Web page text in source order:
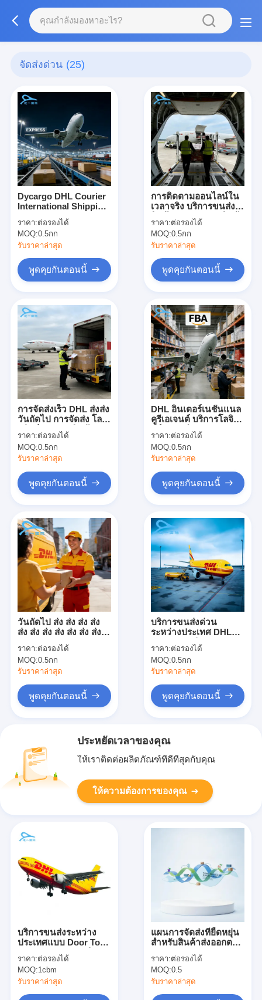
จัดส่งด่วน (25)
Dycargo DHL Courier
International Shipping
Forwarder, DHL
Freight Shipping ทั่ว
โลก
ราคา:ต่อรองได้
MOQ:0.5กก
รับราคาล่าสุด
พูดคุยกันตอนนี้
การติดตามออนไลน์ใน
เวลาจริง บริการขนส่ง
สินค้า DHL การส่งสินค้า
ด่วน DHL ที่น่าเชื่อถือ
ราคา:ต่อรองได้
MOQ:0.5กก
รับราคาล่าสุด
พูดคุยกันตอนนี้
การจัดส่งเร็ว DHL ส่งส่ง
วันถัดไป การจัดส่ง โลจิ
สติกส์ DHL ส่งสินค้า
ระหว่างประเทศ
ราคา:ต่อรองได้
MOQ:0.5กก
รับราคาล่าสุด
พูดคุยกันตอนนี้
DHL อินเตอร์เนชั่นแนล
คูรีเอเจนต์ บริการโลจิสติ
กส์ DHL สําหรับการ
ขนส่งโลก
ราคา:ต่อรองได้
MOQ:0.5กก
รับราคาล่าสุด
พูดคุยกันตอนนี้
วันถัดไป ส่ง ส่ง ส่ง ส่ง
ส่ง ส่ง ส่ง ส่ง ส่ง ส่ง ส่ง
ส่ง ส่ง ส่ง ส่ง ส่ง ส่ง ส่ง
ส่ง ส่ง ส่ง ส่ง ส่ง ส่ง ส่ง
ส่ง ส่ง ส่ง ส่ง ส่ง ส่ง ส่ง
ราคา:ต่อรองได้
MOQ:0.5กก
รับราคาล่าสุด
พูดคุยกันตอนนี้
บริการขนส่งด่วน
ระหว่างประเทศ DHL
Express, บริการขนส่ง
สินค้า DHL Global
Forwarding
ราคา:ต่อรองได้
MOQ:0.5กก
รับราคาล่าสุด
พูดคุยกันตอนนี้
ประหยัดเวลาของคุณ
ให้เราติดต่อผลิตภัณฑ์ที่ดีที่สุดกับคุณ
ให้ความต้องการของคุณ
บริการขนส่งระหว่าง
ประเทศแบบ Door To
Door ของ DHL, บริการ
ขนส่งด่วนระหว่าง
ประเทศของ DHL
ราคา:ต่อรองได้
MOQ:1cbm
รับราคาล่าสุด
แผนการจัดส่งที่ยืดหยุ่น
สำหรับสินค้าส่งออกตาม
ราคา:ต่อรองได้
MOQ:0.5
รับราคาล่าสุด